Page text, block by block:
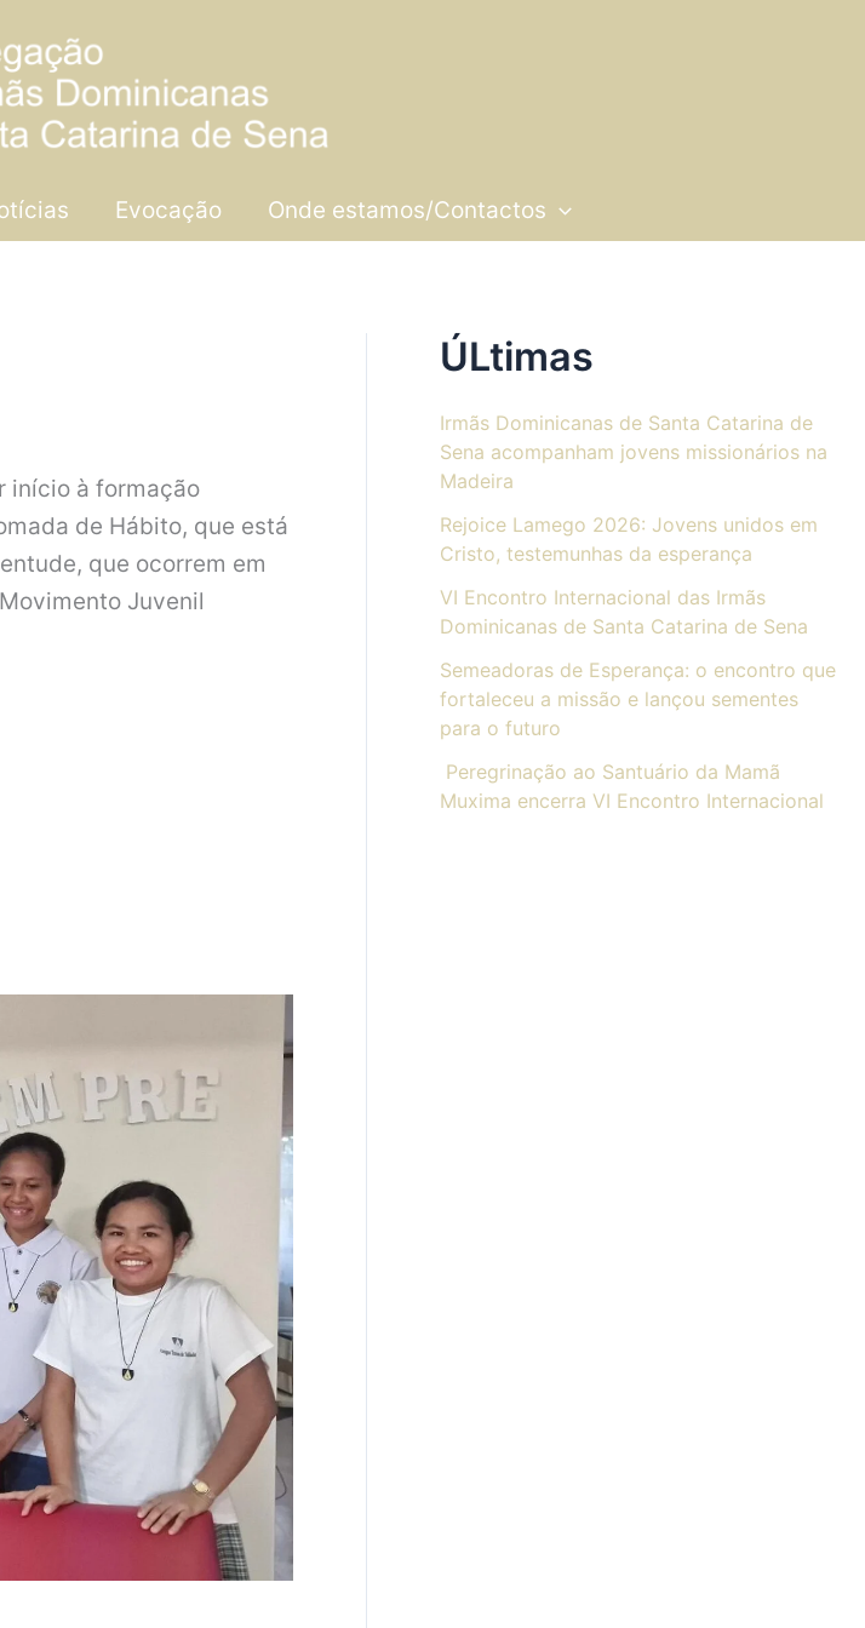
Evocação Onde estamos/Contactos
início à formação
de Hábito, que está
que ocorrem em
Juvenil
ÚLtimas
Irmãs Dominicanas de Santa Catarina de
Sena acompanham jovens missionários na
Madeira
Rejoice Lamego 2026: Jovens unidos em
Cristo, testemunhas da esperança
VI Encontro Internacional das Irmãs
Dominicanas de Santa Catarina de Sena
Semeadoras de Esperança: o encontro que
fortaleceu a missão e lançou sementes
para o futuro
Peregrinação ao Santuário da Mamã
Muxima encerra VI Encontro Internacional